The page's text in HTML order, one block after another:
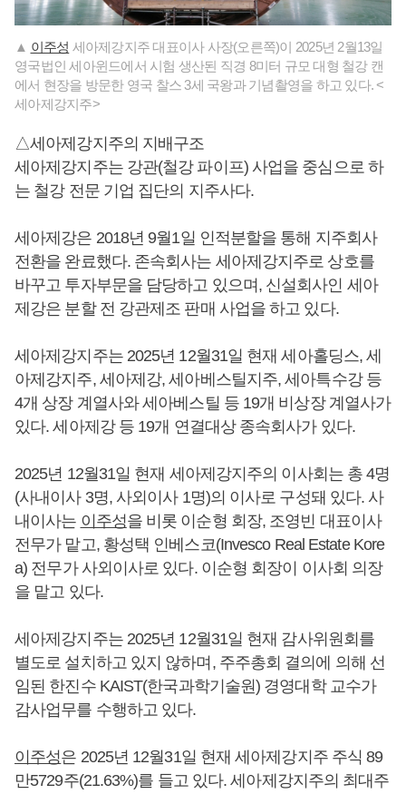
▲ 이주성 세아제강지주 대표이사 사장(오른쪽)이 2025년 2월13일
영국법인 세아윈드에서 시험 생산된 직경 8미터 규모 대형 철강 캔
에서 현장을 방문한 영국 찰스 3세 국왕과 기념촬영을 하고 있다. <
세아제강지주>
△세아제강지주의 지배구조
세아제강지주는 강관(철강 파이프) 사업을 중심으로 하
는 철강 전문 기업 집단의 지주사다.
세아제강은 2018년 9월1일 인적분할을 통해 지주회사
전환을 완료했다. 존속회사는 세아제강지주로 상호를
바꾸고 투자부문을 담당하고 있으며, 신설회사인 세아
제강은 분할 전 강관제조 판매 사업을 하고 있다.
세아제강지주는 2025년 12월31일 현재 세아홀딩스, 세
아제강지주, 세아제강, 세아베스틸지주, 세아특수강 등
4개 상장 계열사와 세아베스틸 등 19개 비상장 계열사가
있다. 세아제강 등 19개 연결대상 종속회사가 있다.
2025년 12월31일 현재 세아제강지주의 이사회는 총 4명
(사내이사 3명, 사외이사 1명)의 이사로 구성돼 있다. 사
내이사는 이주성을 비롯 이순형 회장, 조영빈 대표이사
전무가 맡고, 황성택 인베스코(Invesco Real Estate Kore
a) 전무가 사외이사로 있다. 이순형 회장이 이사회 의장
을 맡고 있다.
세아제강지주는 2025년 12월31일 현재 감사위원회를
별도로 설치하고 있지 않하며, 주주총회 결의에 의해 선
임된 한진수 KAIST(한국과학기술원) 경영대학 교수가
감사업무를 수행하고 있다.
이주성은 2025년 12월31일 현재 세아제강지주 주식 89
만5729주(21.63%)를 들고 있다. 세아제강지주의 최대주